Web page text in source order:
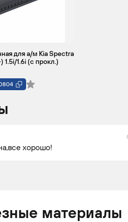
для а/м Kia Spectra
1.6i (с прокл.)
хорошо!
материалы